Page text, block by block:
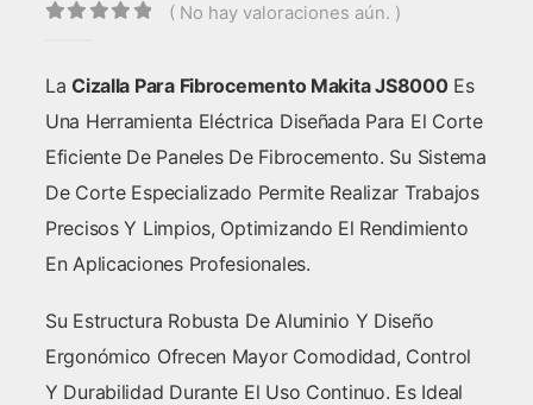
( No hay valoraciones aún. )
LaCizalla Para Fibrocemento Makita JS8000Es
Una Herramienta Eléctrica Diseñada Para El Corte
Eficiente De Paneles De Fibrocemento. Su Sistema
De Corte Especializado Permite Realizar Trabajos
Precisos Y Limpios, Optimizando El Rendimiento
En Aplicaciones Profesionales.
Su Estructura Robusta De Aluminio Y Diseño
Ergonómico Ofrecen Mayor Comodidad, Control
Y Durabilidad Durante El Uso Continuo. Es Ideal